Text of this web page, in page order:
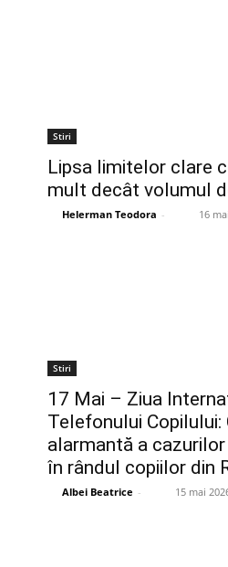
Stiri
Lipsa limitelor clare
mult decât volumul
Helerman Teodora - 16
Stiri
17 Mai – Ziua
Telefonului Copilului:
alarmantă a
în rândul copiilor din
Albei Beatrice - 15 mai